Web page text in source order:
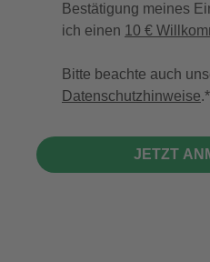
Bestätigung meines
ich einen 10 €
Bitte beachte auch
Datenschutzhinweise.
JETZT